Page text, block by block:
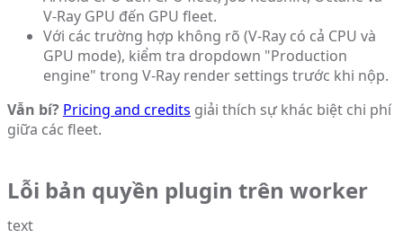
V-Ray GPU đến GPU fleet.
Với các trường hợp không rõ (V-Ray có cả CPU và
GPU mode), kiểm tra dropdown "Production
engine" trong V-Ray render settings trước khi nộp.
Vẫn bí? Pricing and credits giải thích sự khác biệt chi phí
giữa các fleet.
Lỗi bản quyền plugin trên worker
text